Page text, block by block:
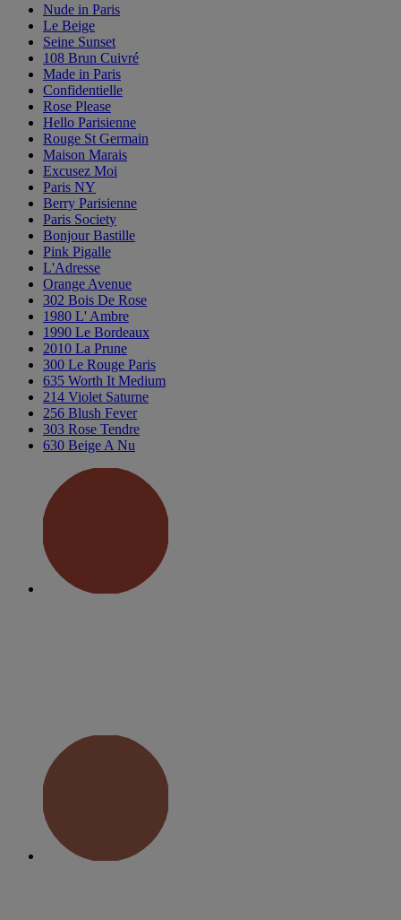
Nude in Paris
Le Beige
Seine Sunset
108 Brun Cuivré
Made in Paris
Confidentielle
Rose Please
Hello Parisienne
Rouge St Germain
Maison Marais
Excusez Moi
Paris NY
Berry Parisienne
Paris Society
Bonjour Bastille
Pink Pigalle
L'Adresse
Orange Avenue
302 Bois De Rose
1980 L' Ambre
1990 Le Bordeaux
2010 La Prune
300 Le Rouge Paris
635 Worth It Medium
214 Violet Saturne
256 Blush Fever
303 Rose Tendre
630 Beige A Nu